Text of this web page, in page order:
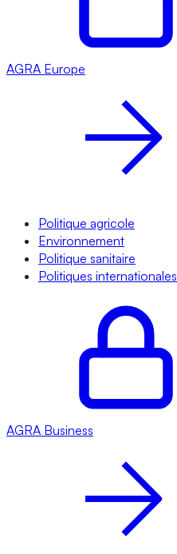
AGRA Europe
Politique agricole
Environnement
Politique sanitaire
Politiques internationales
AGRA Business